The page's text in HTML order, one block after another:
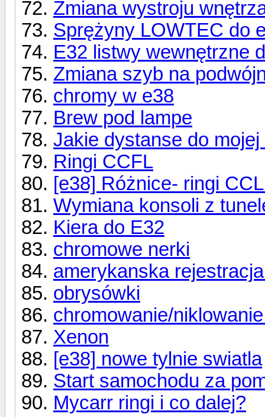
Zmiana wystroju
Sprężyny LOWTEC do
E32 listwy wewnętrzne
Zmiana szyb na
chromy w e38
Brew pod lampe
Jakie dystanse do mojej
Ringi CCFL
[e38] Różnice- ringi
Wymiana konsoli z
Kiera do E32
chromowe nerki
amerykanska
obrysówki
chromowanie/
Xenon
[e38] nowe tylnie swiatla
Start samochodu za
Mycarr ringi i co dalej?